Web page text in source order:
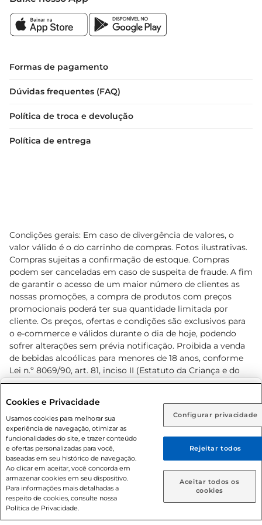
Rio de Janeiro (RJ) Goiás (GO)
Ou
Caso queira comprar online, informe como deseja receber
suas compras:
Entrega em casa Retire em Loja
Formas de pagamento
Dúvidas frequentes (FAQ)
Política de troca e devolução
Política de entrega
Condições gerais: Em caso de divergência de valores, o
valor válido é o do carrinho de compras. Fotos ilustrativas.
Compras sujeitas a confirmação de estoque. Compras
podem ser canceladas em caso de suspeita de fraude. A fim
de garantir o acesso de um maior número de clientes as
nossas promoções, a compra de produtos com preços
promocionais poderá ter sua quantidade limitada por
cliente. Os preços, ofertas e condições são exclusivos para
o e-commerce e válidos durante o dia de hoje, podendo
sofrer alterações sem prévia notificação. Proibida a venda
de bebidas alcoólicas para menores de 18 anos, conforme
Lei n.º 8069/90, art. 81, inciso II (Estatuto da Criança e do
Adolescente). Preços e condições exclusivos para o
prévio. O valor mínimo para as compras on-line é de R$
80,00.
© 2026 Copyright. Todos os direitos
reservados Prezunic.
Cookies e Privacidade
Usamos cookies para melhorar sua
experiência de navegação, otimizar as
funcionalidades do site, e trazer conteúdo
e ofertas personalizadas para você,
baseadas em seu histórico de navegação.
Ao clicar em aceitar, você concorda em
armazenar cookies em seu dispositivo.
Para informações mais detalhadas a
respeito de cookies, consulte nossa
Política de Privacidade.
Configurar privacidade
Rejeitar todos
Aceitar todos os
cookies